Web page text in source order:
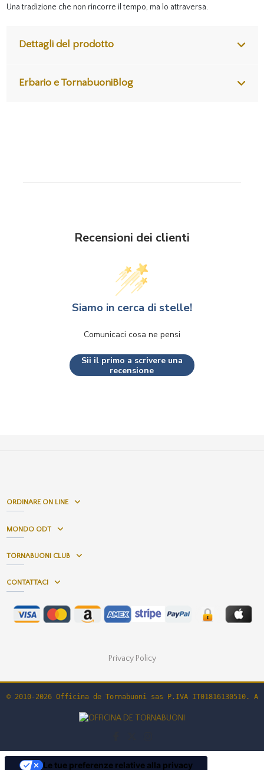
Una tradizione che non rincorre il tempo, ma lo attraversa.
Dettagli del prodotto
Erbario e TornabuoniBlog
Recensioni dei clienti
Siamo in cerca di stelle!
Comunicaci cosa ne pensi
Sii il primo a scrivere una
recensione
ORDINARE ON LINE
MONDO ODT
TORNABUONI CLUB
CONTATTACI
Privacy Policy
© 2010-2026 Officina de Tornabuoni sas P.IVA IT01816130510.
Le tue preferenze relative alla privacy